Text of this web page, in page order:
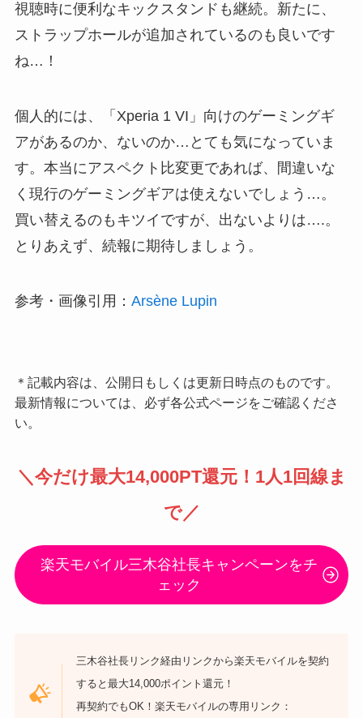
視聴時に便利なキックスタンドも継続。新たに、
ストラップホールが追加されているのも良いです
ね…！
個人的には、「Xperia 1 VI」向けのゲーミングギ
アがあるのか、ないのか…とても気になっていま
す。本当にアスペクト比変更であれば、間違いな
く現行のゲーミングギアは使えないでしょう…。
買い替えるのもキツイですが、出ないよりは….。
とりあえず、続報に期待しましょう。
参考・画像引用： Arsène Lupin
＊記載内容は、公開日もしくは更新日時点のものです。
最新情報については、必ず各公式ページをご確認くださ
い。
＼ 今だけ最大14,000PT還元！1人1回線ま
で／
楽天モバイル三木谷社長キャンペーンをチ
ェック
三木谷社長リンク経由リンクから楽天モバイルを契約
すると最大14,000ポイント還元！
再契約でもOK！楽天モバイルの専用リンク：